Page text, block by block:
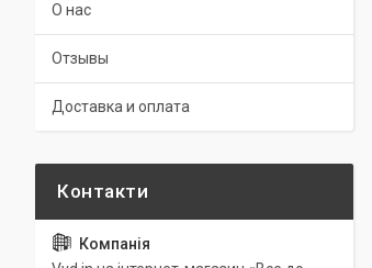
О нас
Отзывы
Доставка и оплата